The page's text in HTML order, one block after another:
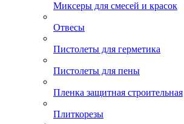
Миксеры для смесей и красок
Отвесы
Пистолеты для герметика
Пистолеты для пены
Пленка защитная строительная
Плиткорезы